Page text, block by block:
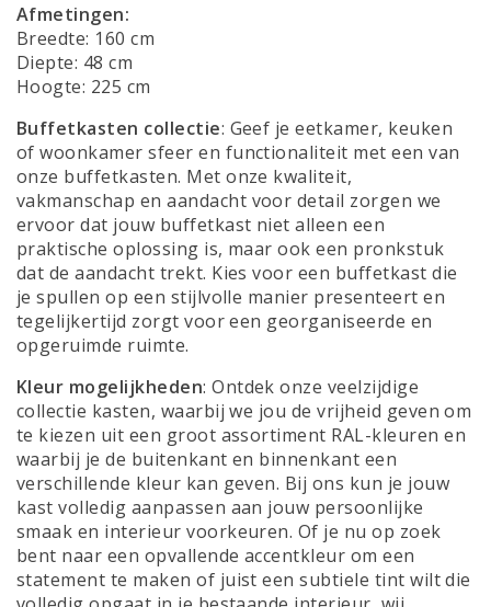
Afmetingen:
Breedte: 160 cm
Diepte: 48 cm
Hoogte: 225 cm
Buffetkasten collectie: Geef je eetkamer, keuken
of woonkamer sfeer en functionaliteit met een van
onze buffetkasten. Met onze kwaliteit,
vakmanschap en aandacht voor detail zorgen we
ervoor dat jouw buffetkast niet alleen een
praktische oplossing is, maar ook een pronkstuk
dat de aandacht trekt. Kies voor een buffetkast die
je spullen op een stijlvolle manier presenteert en
tegelijkertijd zorgt voor een georganiseerde en
opgeruimde ruimte.
Kleur mogelijkheden: Ontdek onze veelzijdige
collectie kasten, waarbij we jou de vrijheid geven om
te kiezen uit een groot assortiment RAL-kleuren en
waarbij je de buitenkant en binnenkant een
verschillende kleur kan geven. Bij ons kun je jouw
kast volledig aanpassen aan jouw persoonlijke
smaak en interieur voorkeuren. Of je nu op zoek
bent naar een opvallende accentkleur om een
statement te maken of juist een subtiele tint wilt die